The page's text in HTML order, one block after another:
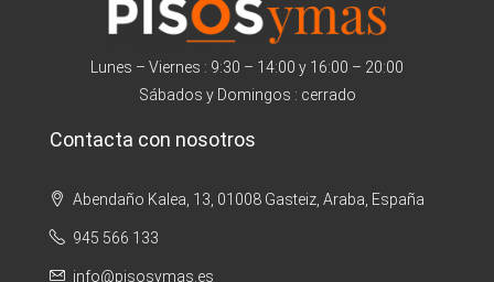
Lunes – Viernes : 9:30 – 14:00 y 16:00 – 20:00
Sábados y Domingos : cerrado
Contacta con nosotros
Abendaño Kalea, 13, 01008 Gasteiz, Araba, España
945 566 133
info@pisosymas.es